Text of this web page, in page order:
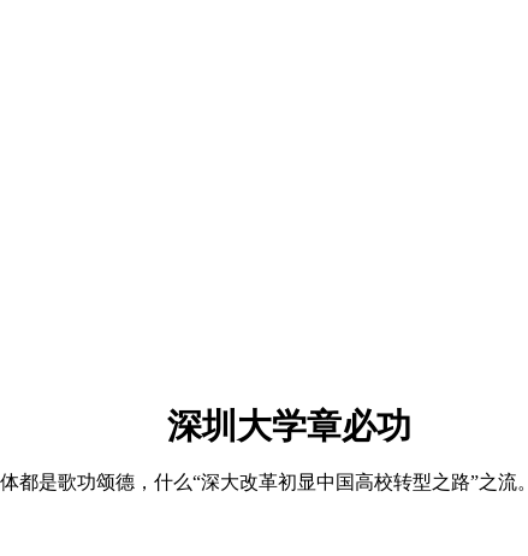
深圳大学章必功
是歌功颂德，什么“深大改革初显中国高校转型之路”之流。